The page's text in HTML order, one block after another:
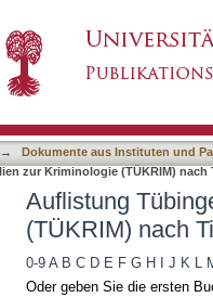
→
Dokumente aus Instituten und
zur Kriminologie (TÜKRIM) nach
Auflistung
(TÜKRIM) nach
0-9 A B C D E F G H J K L
Oder geben Sie die ersten